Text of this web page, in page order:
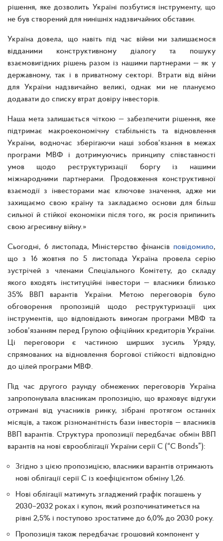
рішення, яке дозволить Україні позбутися інструменту, що
не був створений для нинішніх надзвичайних обставин.
Україна довела, що навіть під час війни ми залишаємося
відданими конструктивному діалогу та пошуку
взаємовигідних рішень разом із нашими партнерами — як у
державному, так і в приватному секторі. Втрати від війни
для України надзвичайно великі, однак ми не плануємо
додавати до списку втрат довіру інвесторів.
Наша мета залишається чіткою — забезпечити рішення, яке
підтримає макроекономічну стабільність та відновлення
України, водночас зберігаючи наші зобов’язання в межах
програми МВФ і дотримуючись принципу співставності
умов щодо реструктуризації боргу із нашими
міжнародними партнерами. Продовження конструктивної
взаємодії з інвесторами має ключове значення, адже ми
захищаємо свою країну та закладаємо основи для більш
сильної й стійкої економіки після того, як росія припинить
свою агресивну війну.»
Сьогодні, 6 листопада, Міністерство фінансів повідомило,
що з 16 жовтня по 5 листопада Україна провела серію
зустрічей з членами Спеціального Комітету, до складу
якого входять інституційні інвестори — власники близько
35% ВВП варантів України. Метою переговорів було
обговорення пропозицій щодо реструктуризації цих
інструментів, що відповідають вимогам програми МВФ та
зобов’язанням перед Групою офіційних кредиторів України.
Ці переговори є частиною ширших зусиль Уряду,
спрямованих на відновлення боргової стійкості відповідно
до цілей програми МВФ.
Під час другого раунду обмежених переговорів Україна
запропонувала власникам пропозицію, що враховує відгуки
отримані від учасників ринку, зібрані протягом останніх
місяців, а також різноманітність бази інвесторів — власників
ВВП варантів. Структура пропозиції передбачає обмін ВВП
варантів на нові єврооблігації України серії С (“C Bonds”):
Згідно з цією пропозицією, власники варантів отримають
нові облігації серії C із коефіцієнтом обміну 1,26.
Нові облігації матимуть згладжений графік погашень у
2030–2032 роках і купон, який розпочинатиметься на
рівні 2,5% і поступово зростатиме до 6,0% до 2030 року.
Пропозиція також передбачає грошовий компонент у